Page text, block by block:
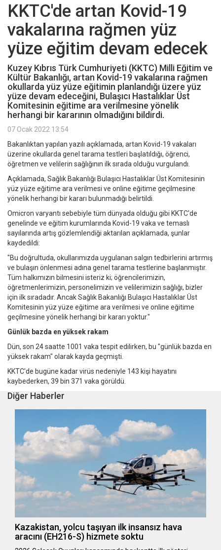
KKTC'de artan Kovid-19
vakalarına rağmen yüz
yüze eğitim devam edecek
Kuzey Kıbrıs Türk Cumhuriyeti (KKTC) Milli Eğitim ve
Kültür Bakanlığı, artan Kovid-19 vakalarına rağmen
okullarda yüz yüze eğitimin planlandığı üzere yüz
yüze devam edeceğini, Bulaşıcı Hastalıklar Üst
Komitesinin eğitime ara verilmesine yönelik
herhangi bir kararının olmadığını bildirdi.
07 Ocak 2022 13:54
Bakanlıktan yapılan yazılı açıklamada, artan Kovid-19 vakaları
üzerine okullarda genel tarama testleri başlatıldığı, öğrenci,
öğretmen ve velilerin sağlığının ilk sırada olduğu vurgulandı.
Açıklamada, Sağlık Bakanlığı Bulaşıcı Hastalıklar Üst Komitesinin
yüz yüze eğitime ara verilmesi ve online eğitime geçilmesine
yönelik herhangi bir kararı bulunmadığı belirtildi.
Omicron varyantı sebebiyle tüm dünyada olduğu gibi KKTC'de
genelinde ve eğitim kurumlarında Kovid-19 vaka ve temaslı
sayılarında artış gözlemlendiği aktarılan açıklamada, şunlar
kaydedildi:
"Bu doğrultuda, okullarımızda uygulanan salgın tedbirlerini artırmış
ve bulaşın önlenmesi adına genel tarama testlerine başlanmıştır.
Tüm halkımızın bilmesini isteriz ki; öğrencilerimizin,
öğretmenlerimizin, personelimizin ve velilerimizin sağlığı, bizler
için ilk sıradadır. Ancak Sağlık Bakanlığı Bulaşıcı Hastalıklar Üst
Komitesinin yüz yüze eğitime ara verilmesi ve online eğitime
geçilmesine yönelik herhangi bir kararı yoktur."
Günlük bazda en yüksek rakam
Dün, son 24 saatte 1001 vaka tespit edilirken, bu "günlük bazda en
yüksek rakam" olarak kayda geçmişti.
KKTC'de bugüne kadar virüs nedeniyle 143 kişi hayatını
kaybederken, 39 bin 371 vaka görüldü.
Diğer Haberler
Kazakistan, yolcu taşıyan ilk insansız hava
aracını (EH216-S) hizmete soktu